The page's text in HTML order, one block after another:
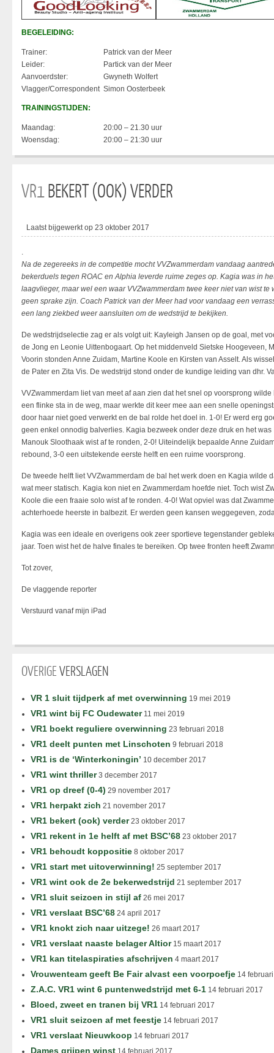
BEGELEIDING:
Trainer:
Patrick van der Meer
Leider:
Partick van der Meer
Aanvoerdster:
Gwyneth Wolfert
Vlagger/Correspondent Simon Oosterbeek
TRAININGSTIJDEN:
Maandag:
20:00 – 21.30 uur
Woensdag:
20:00 – 21:30 uur
VR1 BEKERT (OOK) VERDER
Laatst bijgewerkt op 23 oktober 2017
.
Na de zegereeks in de competitie mocht VVZwammerdam vandaag
bekerduels tegen ROAC en Alphia leverde ruime zeges op. Kagia was in
laagvlieger, maar wel een waar VVZwammerdam twee keer niet van wist
geen sprake zijn. Coach Patrick van der Meer had voor vandaag een
een lang ziekbed weer aansluiten om de wedstrijd te bekijken.
De wedstrijdselectie zag er als volgt uit: Kayleigh Jansen op de goal, met
de Jong en Leonie Uittenbogaart. Op het middenveld Sietske Hoogeveen,
Voorin stonden Anne Zuidam, Martine Koole en Kirsten van Asselt. Als
de Pater en Zita Vis. De wedstrijd stond onder de kundige leiding van dhr.
VVZwammerdam liet van meet af aan zien dat het snel op voorsprong
een flinke sta in de weg, maar werkte dit keer mee aan een snelle
door haar niet goed verwerkt en de bal rolde het doel in. 1-0! Er werd erg
geen enkel onnodig balverlies. Kagia bezweek onder deze druk en het
Manouk Sloothaak wist af te ronden, 2-0! Uiteindelijk bepaalde Anne
rebound, 3-0 een uitstekende eerste helft en een ruime voorsprong.
De tweede helft liet VVZwammerdam de bal het werk doen en Kagia wilde
wat meer statisch. Kagia kon niet en Zwammerdam hoefde niet. Toch wist
Koole die een fraaie solo wist af te ronden. 4-0! Wat opviel was dat
achterhoede heerste in balbezit. Er werden geen kansen weggegeven,
Kagia was een ideale en overigens ook zeer sportieve tegenstander
jaar. Toen wist het de halve finales te bereiken. Op twee fronten heeft
Tot zover,
De vlaggende reporter
Verstuurd vanaf mijn iPad
OVERIGEVERSLAGEN
VR 1 sluit tijdperk af met overwinning 19 mei 2019
VR1 wint bij FC Oudewater11 mei 2019
VR1 boekt reguliere overwinning 23 februari 2018
VR1 deelt punten met Linschoten 9 februari 2018
VR1 is de ‘Winterkoningin’ 10 december 2017
VR1 wint thriller3 december 2017
VR1 op dreef (0-4) 29 november 2017
VR1 herpakt zich 21 november 2017
VR1 bekert (ook) verder23 oktober 2017
VR1 rekent in 1e helft af met BSC’68 23 oktober 2017
VR1 behoudt koppositie 8 oktober 2017
VR1 start met uitoverwinning! 25 september 2017
VR1 wint ook de 2e bekerwedstrijd 21 september 2017
VR1 sluit seizoen in stijl af 26 mei 2017
VR1 verslaat BSC’68 24 april 2017
VR1 knokt zich naar uitzege! 26 maart 2017
VR1 verslaat naaste belager Altior15 maart 2017
VR1 kan titelaspiraties afschrijven 4 maart 2017
Vrouwenteam geeft Be Fair alvast een voorpoefje 14
Z.A.C. VR1 wint 6 puntenwedstrijd met 6-1 14 februari 2017
Bloed, zweet en tranen bij VR1 14 februari 2017
VR1 sluit seizoen af met feestje 14 februari 2017
VR1 verslaat Nieuwkoop 14 februari 2017
Dames grijpen winst 14 februari 2017